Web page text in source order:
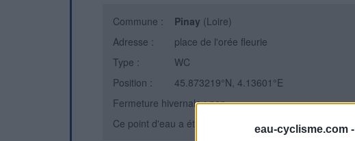
eau-cyclisme.com -
Commune : Pinay (Loire)
Adresse :
place de l'orée fleurie
Type :
WC
Position :
45.873219°N, 4.13601°E
Fermeture hivernale : non
Ce point d'eau a été ajouté par
Erwan Fen 2021